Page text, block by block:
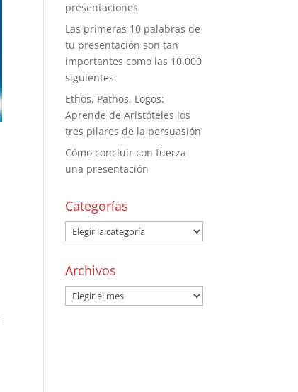
presentaciones
Las primeras 10 palabras de
tu presentación son tan
importantes como las 10.000
siguientes
Ethos, Pathos, Logos:
Aprende de Aristóteles los
tres pilares de la persuasión
Cómo concluir con fuerza
una presentación
Categorías
Archivos